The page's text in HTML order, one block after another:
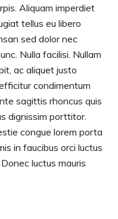
Aliquam imperdiet
tellus eu libero
sed dolor nec
Nulla facilisi. Nullam
ac aliquet justo
condimentum
sagittis rhoncus quis
dignissim porttitor.
congue lorem porta
in faucibus orci luctus
luctus mauris